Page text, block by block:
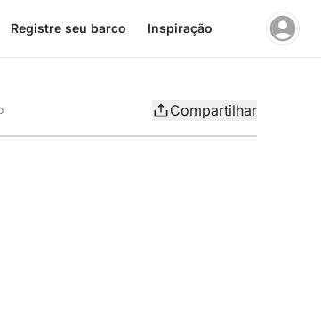
Registre seu barco Inspiração
Compartilhar